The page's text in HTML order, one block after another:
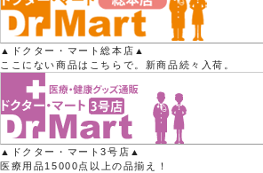
▲ドクター・マート総本店▲
ここにない商品はこちらで。新商品続々入荷。
▲ドクター・マート3号店▲
医療用品15000点以上の品揃え！